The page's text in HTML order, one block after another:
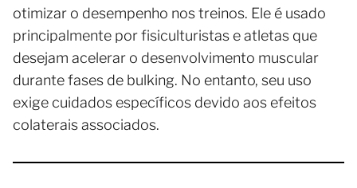
otimizar o desempenho nos treinos. Ele é usado
principalmente por fisiculturistas e atletas que
desejam acelerar o desenvolvimento muscular
durante fases de bulking. No entanto, seu uso
exige cuidados específicos devido aos efeitos
colaterais associados.